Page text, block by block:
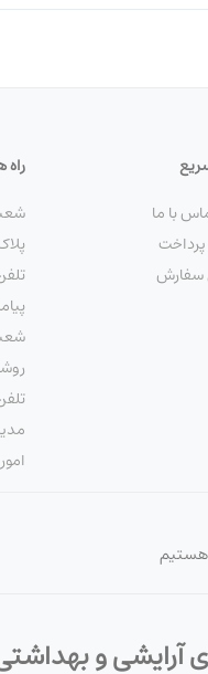
با ما
سفارش
راه
تلفن تماس :
پیامک :
تلفن
آرایشی و